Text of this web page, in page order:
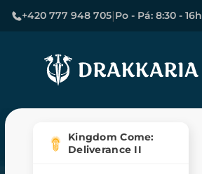
+420 777 948 705|Po - Pá: 8:30 - 16h
Kingdom Come:
Deliverance II